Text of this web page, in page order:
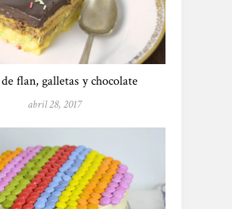
flan, galletas y chocolate
abril 28, 2017